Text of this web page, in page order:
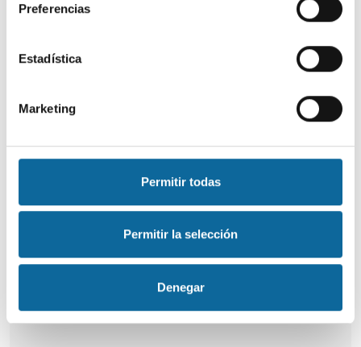
Preferencias
Estadística
Marketing
Permitir todas
Permitir la selección
Denegar